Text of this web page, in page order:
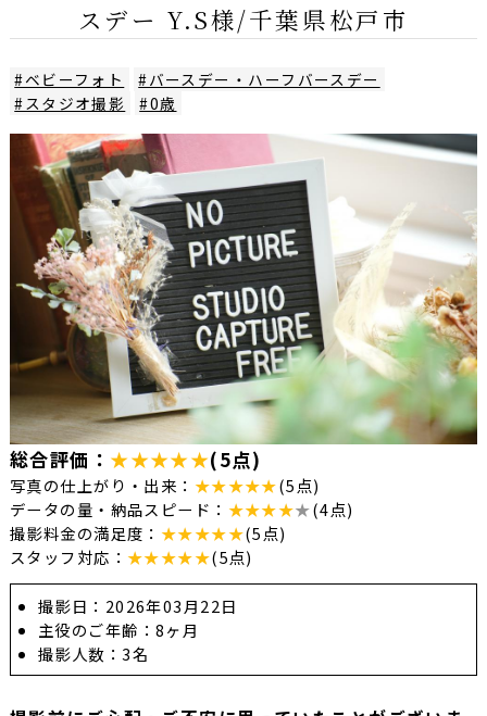
スデー Y.S様/千葉県松戸市
#ベビーフォト
#バースデー・ハーフバースデー
#スタジオ撮影
#0歳
総合評価： ★★★★★(5点)
写真の仕上がり・出来： ★★★★★(5点)
データの量・納品スピード： ★★★★★(4点)
撮影料金の満足度： ★★★★★(5点)
スタッフ対応： ★★★★★(5点)
撮影日：2026年03月22日
主役のご年齢：8ヶ月
撮影人数：3名